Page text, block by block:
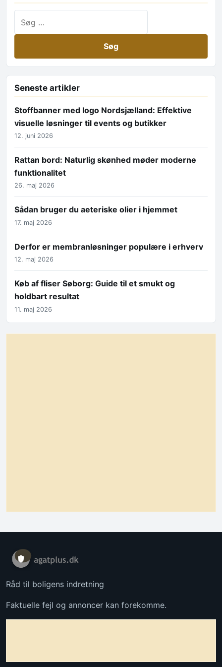
Seneste artikler
Stoffbanner med logo Nordsjælland: Effektive
visuelle løsninger til events og butikker
12. juni 2026
Rattan bord: Naturlig skønhed møder moderne
funktionalitet
26. maj 2026
Sådan bruger du aeteriske olier i hjemmet
17. maj 2026
Derfor er membranløsninger populære i erhverv
12. maj 2026
Køb af fliser Søborg: Guide til et smukt og
holdbart resultat
11. maj 2026
Råd til boligens indretning
Faktuelle fejl og annoncer kan forekomme.